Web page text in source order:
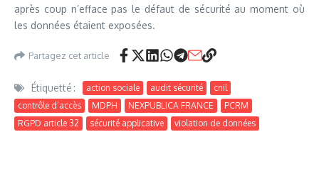
après coup n’efface pas le défaut de sécurité au moment où
les données étaient exposées.
Partagez cet article
Étiquetté : action sociale audit sécurité
cnil
contrôle d’accès
MDPH NEXPUBLICA FRANCE
PCRM
RGPD article 32
sécurité applicative violation de données